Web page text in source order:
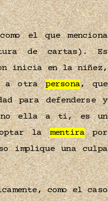
el que menciona
de cartas). Es
inicia en la niñez,
a otrapersona, que
para defenderse y
y no ella a ti, es un
lamentirapor
implique una culpa
como el caso